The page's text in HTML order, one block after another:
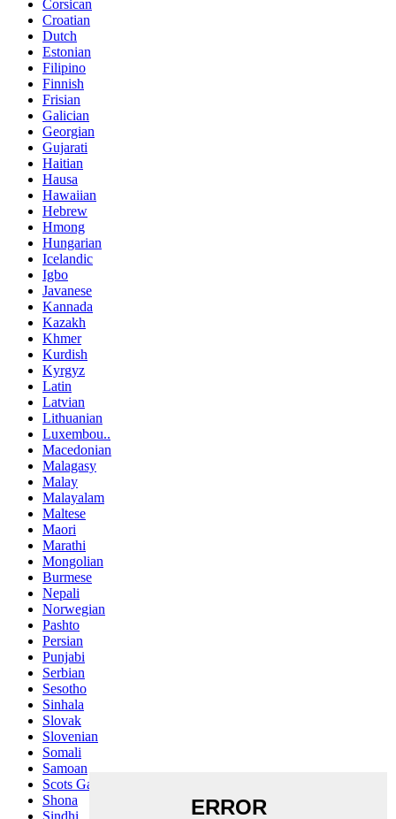
Corsican
Croatian
Dutch
Estonian
Filipino
Finnish
Frisian
Galician
Georgian
Gujarati
Haitian
Hausa
Hawaiian
Hebrew
Hmong
Hungarian
Icelandic
Igbo
Javanese
Kannada
Kazakh
Khmer
Kurdish
Kyrgyz
Latin
Latvian
Lithuanian
Luxembou..
Macedonian
Malagasy
Malay
Malayalam
Maltese
Maori
Marathi
Mongolian
Burmese
Nepali
Norwegian
Pashto
Persian
Punjabi
Serbian
Sesotho
Sinhala
Slovak
Slovenian
Somali
Samoan
Scots Gaelic
Shona
Sindhi